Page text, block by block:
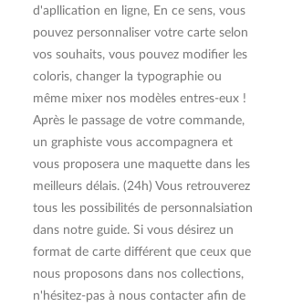
d'apllication en ligne, En ce sens, vous
pouvez personnaliser votre carte selon
vos souhaits, vous pouvez modifier les
coloris, changer la typographie ou
même mixer nos modèles entres-eux !
Après le passage de votre commande,
un graphiste vous accompagnera et
vous proposera une maquette dans les
meilleurs délais. (24h) Vous retrouverez
tous les possibilités de personnalsiation
dans notre guide. Si vous désirez un
format de carte différent que ceux que
nous proposons dans nos collections,
n'hésitez-pas à nous contacter afin de